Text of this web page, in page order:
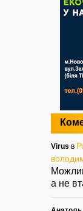
Virus в
а не